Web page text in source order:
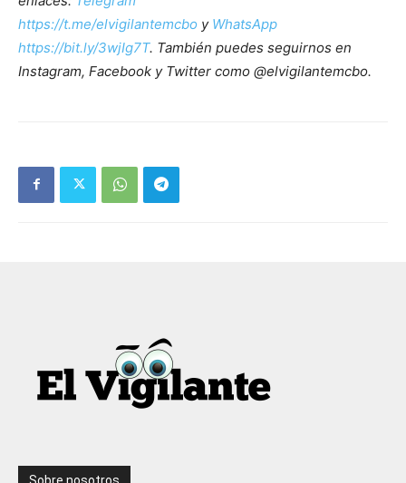
https://t.me/elvigilantemcbo y WhatsApp
https://bit.ly/3wjIg7T. También puedes seguirnos en
Instagram, Facebook y Twitter como @elvigilantemcbo.